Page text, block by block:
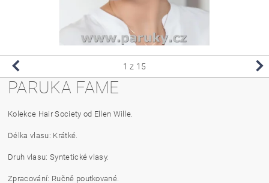
1 z 15
PARUKA FAME
Kolekce Hair Society od Ellen Wille.
Délka vlasu: Krátké.
Druh vlasu: Syntetické vlasy.
Zpracování: Ručně poutkované.